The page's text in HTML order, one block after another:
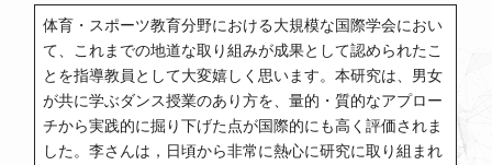
体育・スポーツ教育分野における大規模な国際学会におい
て、これまでの地道な取り組みが成果として認められたこ
とを指導教員として大変嬉しく思います。本研究は、男女
が共に学ぶダンス授業のあり方を、量的・質的なアプロー
チから実践的に掘り下げた点が国際的にも高く評価されま
した。李さんは，日頃から非常に熱心に研究に取り組まれ